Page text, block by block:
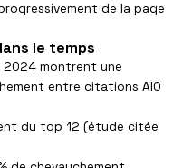
de la page
le temps
2024 montrent une
entre citations AIO
du top 12 (étude citée